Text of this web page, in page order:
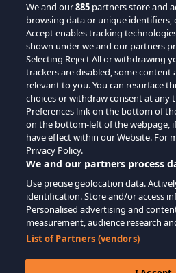
We and our885 partners store and
browsing data or unique identifiers,
Accept enables tracking
shown under we and our partners
Selecting Reject All or withdrawing
trackers are disabled, some content
relevant to you. You can resurface
choices or withdraw consent at any
Preferences link on the bottom of
on the bottom-left of the webpage,
have effect within our Website. For
Privacy Policy.
We and our partners process
Use precise geolocation data.
identification. Store and/or access
Personalised advertising and
measurement, audience research
List of Partners (vendors)